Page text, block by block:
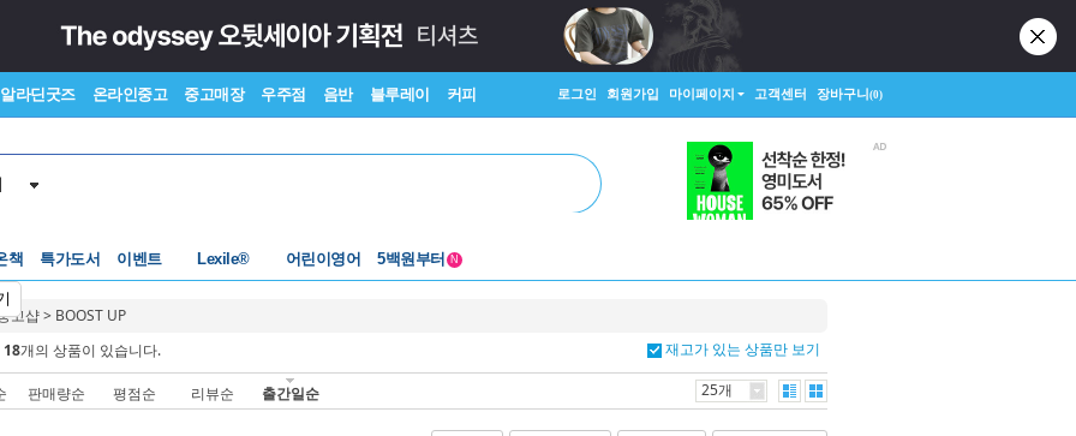
알라딘굿즈 온라인중고 중고매장 우주점 음반 블루레이 커피 로그인 회원가입 마이페이지 고객센터 장바구니(0)
책 특가도서 이벤트
수준별베스트
어린이영어
중고 외서
N
고샵> BOOST UP
재고가 있는 상품만 보기
18개의 상품이 있습니다.
판매량순 평점순 리뷰순 출간일순 25개